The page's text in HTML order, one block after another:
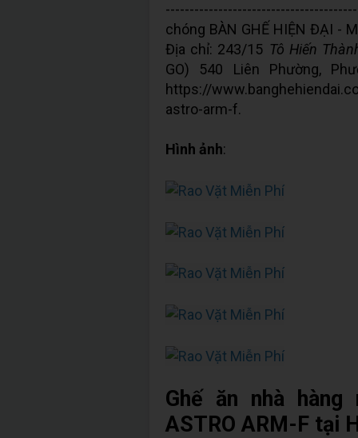
chóng BÀN GHẾ HIỆN ĐẠI -
Địa chỉ: 243/15 Tô Hiến
GO) 540 Liên Phường,
https://
astro-arm-f.
Hình ảnh:
Ghế ăn nhà
ASTRO ARM-F tại